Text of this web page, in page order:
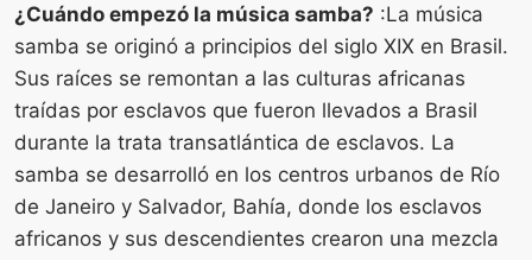
¿Cuándo empezó la música samba? :La música
samba se originó a principios del siglo XIX en Brasil.
Sus raíces se remontan a las culturas africanas
traídas por esclavos que fueron llevados a Brasil
durante la trata transatlántica de esclavos. La
samba se desarrolló en los centros urbanos de Río
de Janeiro y Salvador, Bahía, donde los esclavos
africanos y sus descendientes crearon una mezcla